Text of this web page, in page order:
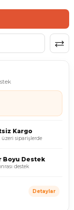
Kargo
üzeri siparişlerde
Boyu Destek
destek
Detaylar